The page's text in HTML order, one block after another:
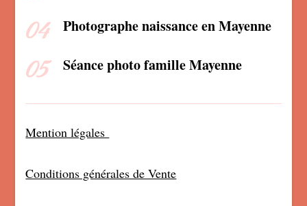
Photographe naissance en Mayenne
Séance photo famille Mayenne
Mention légales
Conditions générales de Vente